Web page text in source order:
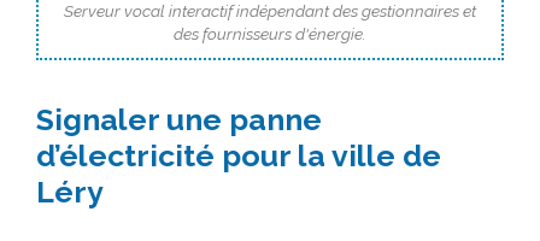
Serveur vocal interactif indépendant des gestionnaires et
des fournisseurs d'énergie.
Signaler une panne
d’électricité pour la ville de
Léry